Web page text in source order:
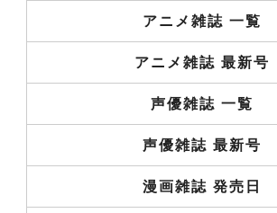
アニメ雑誌 一覧
アニメ雑誌 最新号
声優雑誌 一覧
声優雑誌 最新号
漫画雑誌 発売日